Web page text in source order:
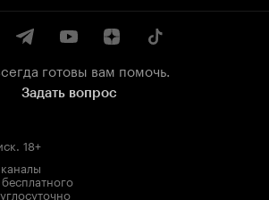
готовы вам помочь.
Задать вопрос
. 18+